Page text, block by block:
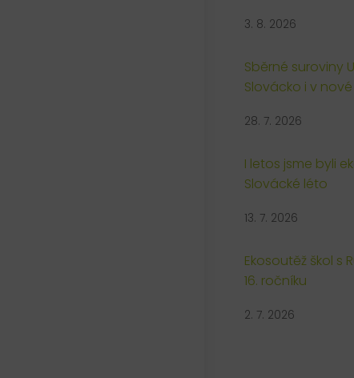
3. 8. 2026
Sběrné suroviny
Slovácko i v
28. 7. 2026
I letos jsme byli
Slovácké léto
13. 7. 2026
Ekosoutěž škol s
16. ročníku
2. 7. 2026